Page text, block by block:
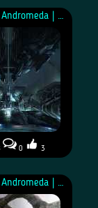
Mass Effect Andromeda | Концепт-арт
0 3
Mass Effect Andromeda | Концепт-арт